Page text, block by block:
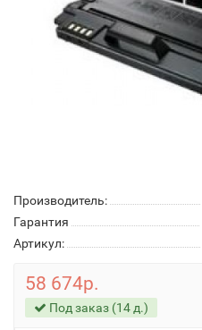
Производитель:
Гарантия
Артикул:
58 674р.
Под заказ (14 д.)